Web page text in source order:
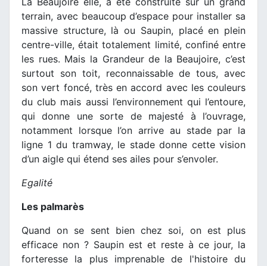
terrain, avec beaucoup d’espace pour installer sa
massive structure, là ou Saupin, placé en plein
centre-ville, était totalement limité, confiné entre
les rues. Mais la Grandeur de la Beaujoire, c’est
surtout son toit, reconnaissable de tous, avec
son vert foncé, très en accord avec les couleurs
du club mais aussi l’environnement qui l’entoure,
qui donne une sorte de majesté à l’ouvrage,
notamment lorsque l’on arrive au stade par la
ligne 1 du tramway, le stade donne cette vision
d’un aigle qui étend ses ailes pour s’envoler.
Egalité
Les palmarès
Quand on se sent bien chez soi, on est plus
efficace non ? Saupin est et reste à ce jour, la
forteresse la plus imprenable de l'histoire du